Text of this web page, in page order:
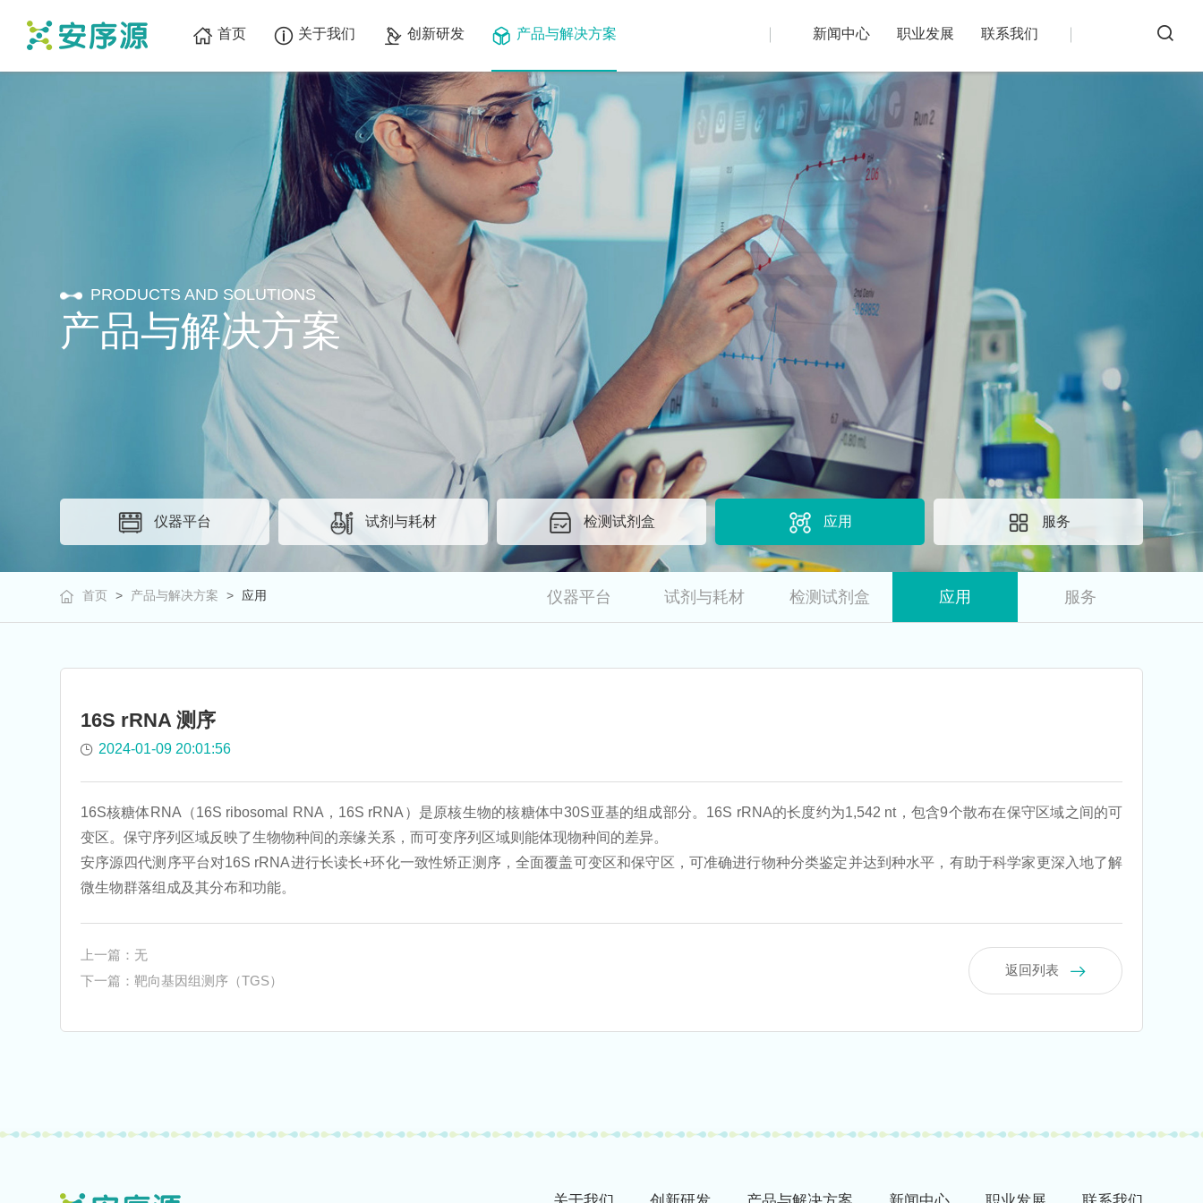
首页 关于我们 创新研发 产品与解决方案
仪器平台 基因测序
核酸联检
试剂与耗材
试剂与耗材
检测试剂盒
核酸多联检
应用
微生物
遗传病
肿瘤
环境与食品
基因治疗
服务
化学合成服务
定制服务
新闻中心 职业发展 联系我们
PRODUCTS AND SOLUTIONS
产品与解决方案
仪器平台 试剂与耗材 检测试剂盒 应用 服务
首页 > 产品与解决方案 > 应用 仪器平台 试剂与耗材 检测试剂盒 应用 服务
16S rRNA 测序
2024-01-09 20:01:56
16S核糖体RNA（16S ribosomal RNA，16S rRNA）是原核生物的核糖体中30S亚基的组成部分。16S rRNA的长度约为1,542 nt，包含9个散布在保守区域之间的可
变区。保守序列区域反映了生物物种间的亲缘关系，而可变序列区域则能体现物种间的差异。
安序源四代测序平台对16S rRNA进行长读长+环化一致性矫正测序，全面覆盖可变区和保守区，可准确进行物种分类鉴定并达到种水平，有助于科学家更深入地了解
微生物群落组成及其分布和功能。
上一篇：无
下一篇：靶向基因组测序（TGS）
返回列表